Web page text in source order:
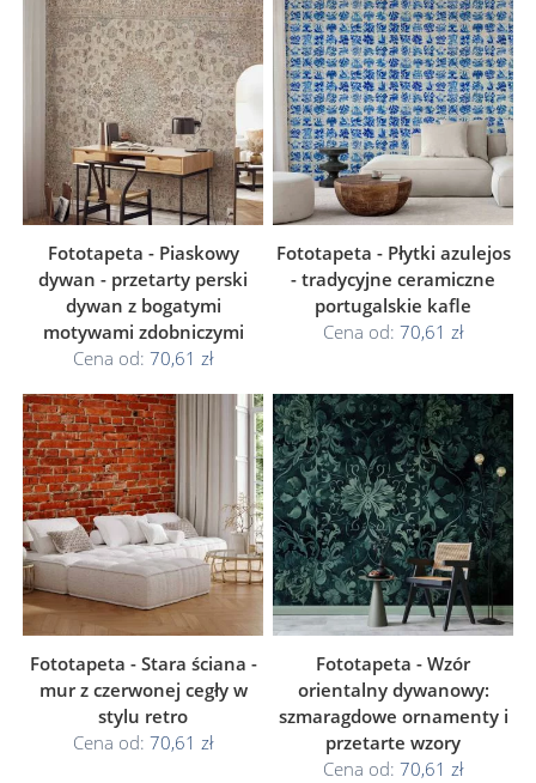
Fototapeta - Piaskowy
dywan - przetarty perski
dywan z bogatymi
motywami zdobniczymi
Cena od: 70,61 zł
Fototapeta - Płytki azulejos
- tradycyjne ceramiczne
portugalskie kafle
Cena od: 70,61 zł
Fototapeta - Stara ściana -
mur z czerwonej cegły w
stylu retro
Cena od: 70,61 zł
Fototapeta - Wzór
orientalny dywanowy:
szmaragdowe ornamenty i
przetarte wzory
Cena od: 70,61 zł